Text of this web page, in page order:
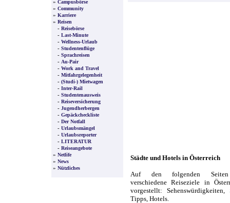
» Campusbörse
» Community
» Karriere
» Reisen
- Reisebörse
- Last-Minute
- Wellness-Urlaub
- Studentenflüge
- Sprachreisen
- Au-Pair
- Work and Travel
- Mitfahrgelegenheit
- (Studi-) Mietwagen
- Inter-Rail
- Studentenausweis
- Reiseversicherung
- Jugendherbergen
- Gepäckcheckliste
- Der Notfall
- Urlaubsmängel
- Urlaubsreporter
- LITERATUR
- Reiseangebote
» Netlife
» News
» Nützliches
Städte und Hotels in Österreich
Auf den folgenden Seiten
verschiedene Reiseziele in
vorgestellt: Sehenswürdigkeiten,
Tipps, Hotels.